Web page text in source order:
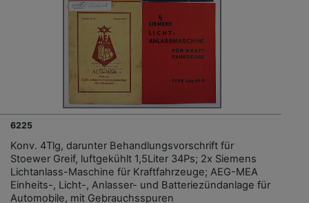
6225
Konv. 4Tlg, darunter Behandlungsvorschrift für
Stoewer Greif, luftgekühlt 1,5Liter 34Ps; 2x Siemens
Lichtanlass-Maschine für Kraftfahrzeuge; AEG-MEA
Einheits-, Licht-, Anlasser- und Batteriezündanlage für
Automobile, mit Gebrauchsspuren